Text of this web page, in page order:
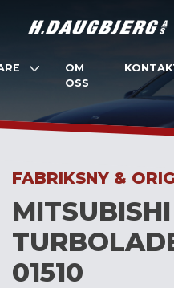
OM
OSS
FABRIKSNY &
MITSUBISHI
01510